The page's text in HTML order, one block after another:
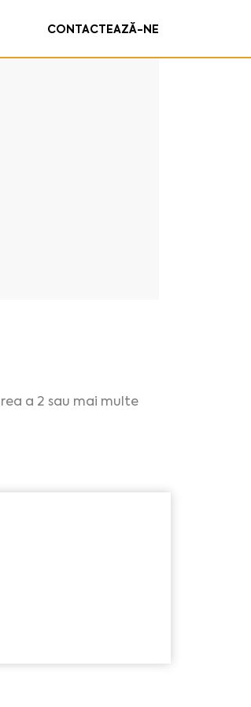
CONTACTEAZĂ-NE
a 2 sau mai multe